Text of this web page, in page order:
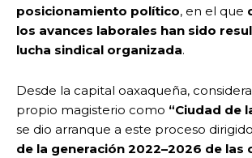
posicionamiento político, en el que
los avances laborales han sido
lucha sindical organizada.
Desde la capital oaxaqueña,
propio magisterio como “Ciudad de
se dio arranque a este proceso
de la generación 2022–2026 de las